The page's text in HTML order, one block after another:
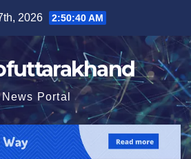
2026 2:50:41 AM
News Portal